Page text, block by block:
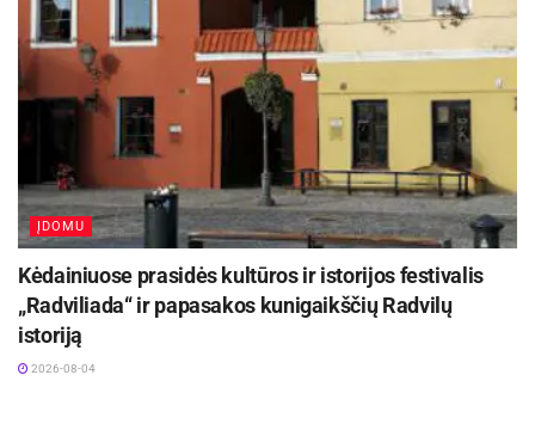
ĮDOMU
Kėdainiuose prasidės kultūros ir istorijos festivalis
„Radviliada“ ir papasakos kunigaikščių Radvilų
istoriją
2026-08-04